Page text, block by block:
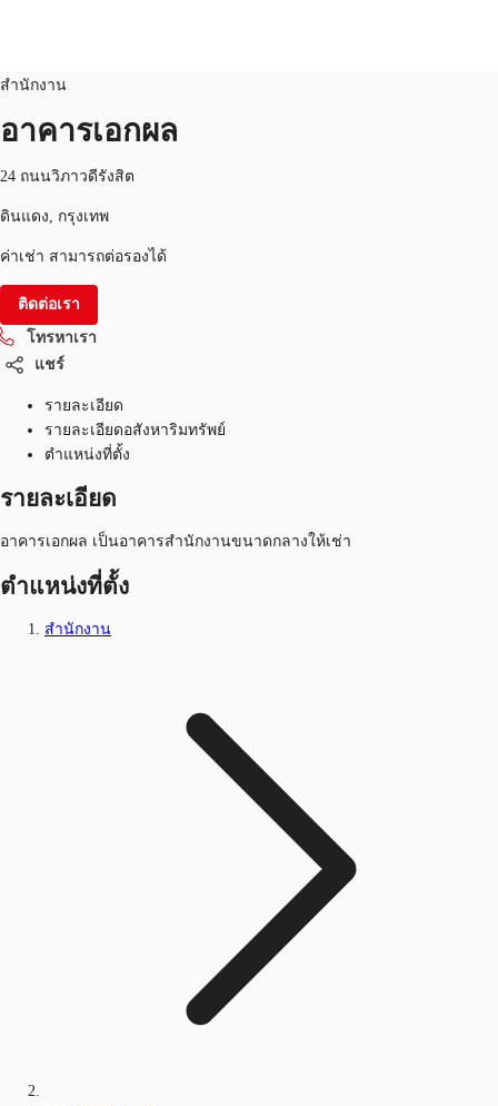
บทความที่น่าสนใจ
เกี่ยวกับ JLL
อสังหาริมทรัพย์ที่บันทึกไว้
+6626246471
สำนักงาน
อาคารเอกผล
24 ถนนวิภาวดีรังสิต
ดินแดง, กรุงเทพ
ค่าเช่า สามารถต่อรองได้
ติดต่อเรา
โทรหาเรา
แชร์
รายละเอียด
รายละเอียดอสังหาริมทรัพย์
ตำแหน่งที่ตั้ง
รายละเอียด
อาคารเอกผล เป็นอาคารสำนักงานขนาดกลางให้เช่า
ตำแหน่งที่ตั้ง
สำนักงาน